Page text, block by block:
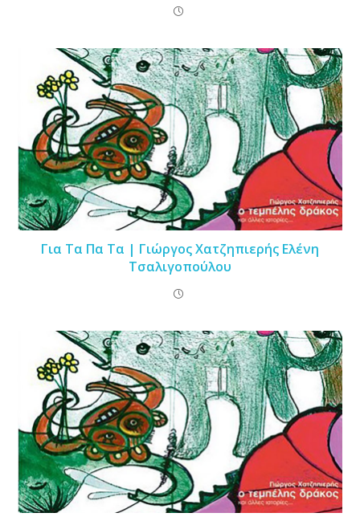
Για Τα Πα Τα | Γιώργος Χατζηπιερής Ελένη
Τσαλιγοπούλου